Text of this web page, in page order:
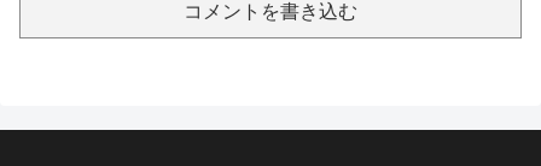
コメントを書き込む